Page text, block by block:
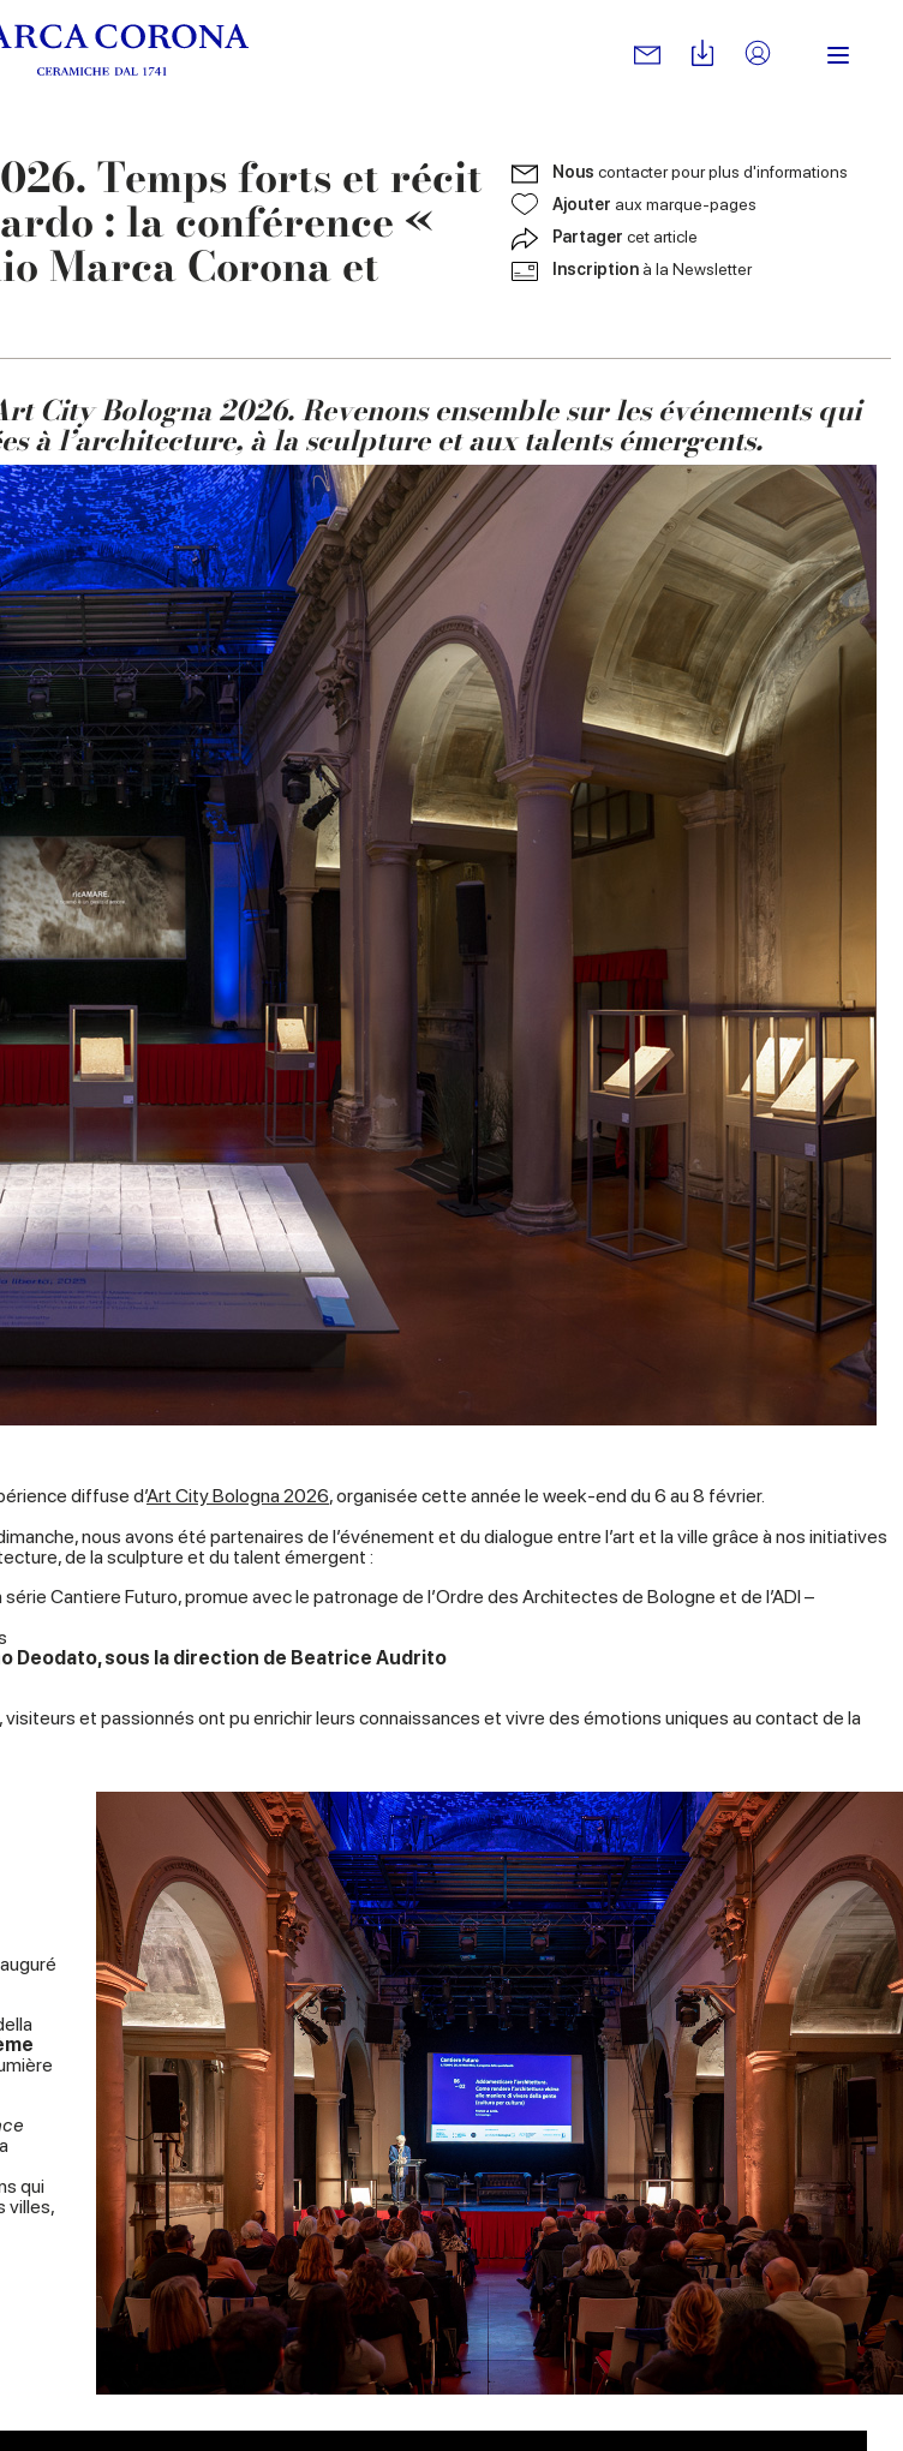
Temps forts et récit
: la conférence «
Marca Corona et
Nous contacter pour plus d'informations
Ajouter aux marque-pages
Partager cet article
Inscription à la Newsletter
City Bologna 2026. Revenons ensemble sur les événements qui
à l’architecture, à la sculpture et aux talents émergents.
diffuse d’Art City Bologna 2026, organisée cette année le week-end du 6 au 8 février.
nous avons été partenaires de l’événement et du dialogue entre l’art et la ville grâce à nos initiatives
de la sculpture et du talent émergent :
série Cantiere Futuro, promue avec le patronage de l’Ordre des Architectes de Bologne et de l’ADI –
Deodato, sous la direction de Beatrice Audrito
et passionnés ont pu enrichir leurs connaissances et vivre des émotions uniques au contact de la
qui
villes,